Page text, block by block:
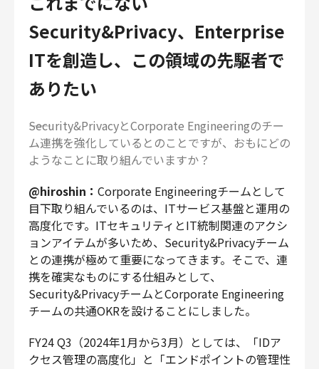
Security&Privacy、Enterprise
ITを創造し、この領域の先駆者で
ありたい
――Security&PrivacyとCorporate Engineeringのチー
ム連携を強化しているとのことですが、おもにどの
ようなことに取り組んでいますか？
@hiroshin： Corporate Engineeringチームとして
目下取り組んでいるのは、ITサービス基盤と運用の
高度化です。ITセキュリティとIT統制関連のアクシ
ョンアイテムが多いため、Security&Privacyチーム
との連携が極めて重要になってきます。そこで、連
携を確実なものにする仕組みとして、
Security&PrivacyチームとCorporate Engineering
チームの共通OKRを設けることにしました。
FY24 Q3（2024年1月から3月）としては、「IDア
クセス管理の高度化」と「エンドポイントの管理性